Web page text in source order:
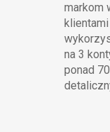
markom
na 3
ponad